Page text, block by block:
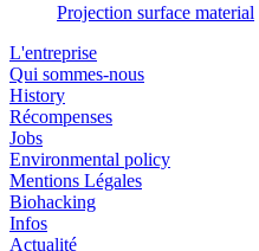
Projection surface material
L'entreprise
Qui sommes-nous
History
Récompenses
Jobs
Environmental policy
Mentions Légales
Biohacking
Infos
Actualité